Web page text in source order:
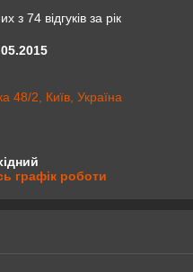
з 74 відгуків за рік
48/2, Київ, Україна
графік роботи